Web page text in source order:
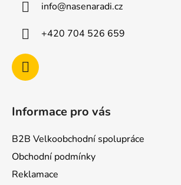
info@nasenaradi.cz
+420 704 526 659
Informace pro vás
B2B Velkoobchodní spolupráce
Obchodní podmínky
Reklamace